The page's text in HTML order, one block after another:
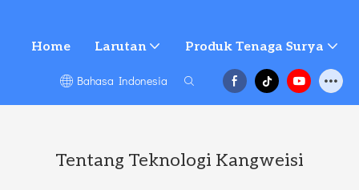
Home Larutan Produk Tenaga Surya
Bahasa Indonesia
Tentang Teknologi Kangweisi